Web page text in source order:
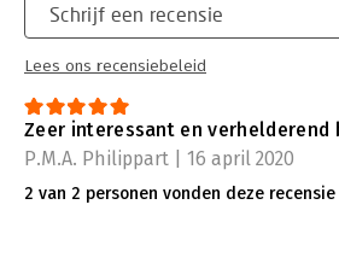
Schrijf een recensie
Lees ons recensiebeleid
Zeer interessant en verhelderend
P.M.A. Philippart | 16 april 2020
2 van 2 personen vonden deze